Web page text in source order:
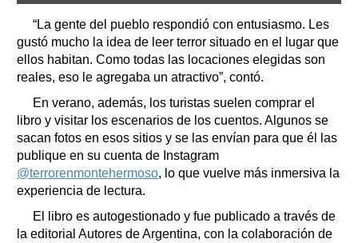
“La gente del pueblo respondió con entusiasmo. Les
gustó mucho la idea de leer terror situado en el lugar que
ellos habitan. Como todas las locaciones elegidas son
reales, eso le agregaba un atractivo”, contó.
En verano, además, los turistas suelen comprar el
libro y visitar los escenarios de los cuentos. Algunos se
sacan fotos en esos sitios y se las envían para que él las
publique en su cuenta de Instagram
@terrorenmontehermoso, lo que vuelve más inmersiva la
experiencia de lectura.
El libro es autogestionado y fue publicado a través de
la editorial Autores de Argentina, con la colaboración de